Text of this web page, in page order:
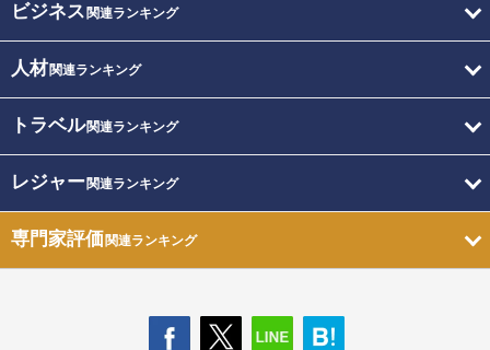
ビジネス 関連ランキング
人材関連ランキング
トラベル関連ランキング
レジャー関連ランキング
専門家評価関連ランキング